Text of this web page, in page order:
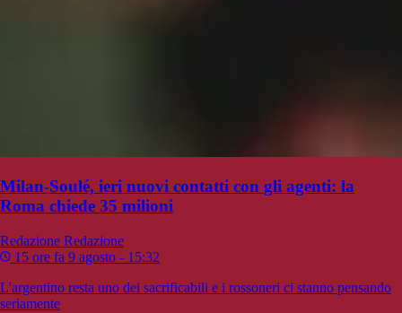
Milan-Soulé, ieri nuovi contatti con gli agenti: la
Roma chiede 35 milioni
Redazione Redazione
15 ore fa 9 agosto - 15:32
L'argentino resta uno dei sacrificabili e i rossoneri ci stanno pensando
seriamente